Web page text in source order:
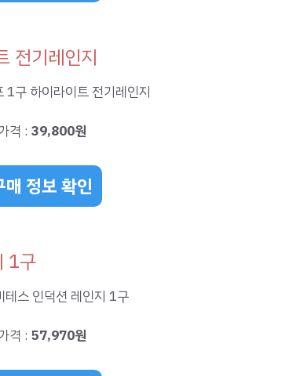
전기레인지
격 : 39,800원
매 정보 확인
1구
격 : 57,970원